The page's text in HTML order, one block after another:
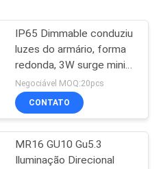
IP65 Dimmable conduziu
luzes do armário, forma
redonda, 3W surge mini
downlights montados
Negociável MOQ:20pcs
CONTATO
MR16 GU10 Gu5.3
Iluminação Direcional